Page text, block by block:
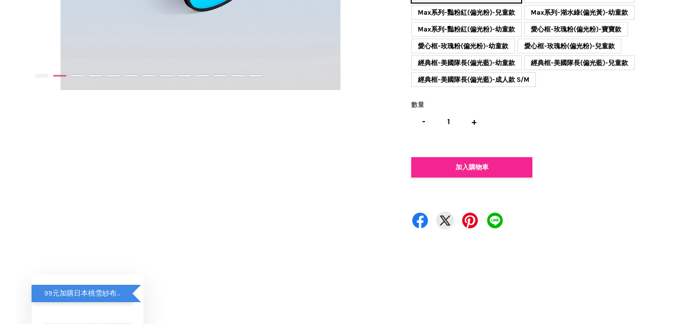
Max系列-豔粉紅(偏光粉)-兒童款 Max系列-湖水綠(偏光黃)-幼童款
Max系列-豔粉紅(偏光粉)-幼童款 愛心框-玫瑰粉(偏光粉)-寶寶款
愛心框-玫瑰粉(偏光粉)-幼童款 愛心框-玫瑰粉(偏光粉)-兒童款
經典框-美國隊長(偏光藍)-幼童款 經典框-美國隊長(偏光藍)-兒童款
經典框-美國隊長(偏光藍)-成人款 S/M
數量
- +
加入購物車
99元加購日本桃雪紗布方巾